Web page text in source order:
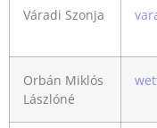
Váradi Szonja
Orbán Miklós
Lászlóné